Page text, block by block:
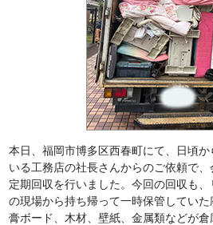
本日、福岡市博多区西春町にて、日頃
いる工務店の社長さんからのご依頼で
定期回収を行いました。今回の回収も
の現場から持ち帰って一時保管してい
膏ボード、木材、壁紙、金属類などが